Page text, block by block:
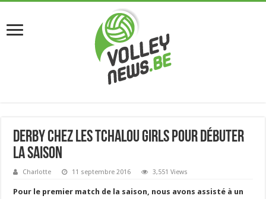
Derby chez les Tchalou Girls pour débuter
la saison
Charlotte 11 septembre 2016 3,551 Views
Pour le premier match de la saison, nous avons assisté à un